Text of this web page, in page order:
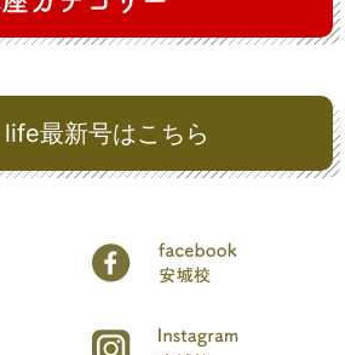
最新号はこちら